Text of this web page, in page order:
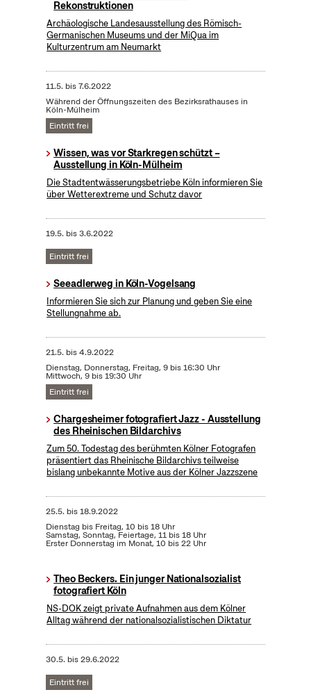
Rekonstruktionen
Archäologische Landesausstellung des Römisch-
Germanischen Museums und der MiQua im
Kulturzentrum am Neumarkt
11.5. bis7.6.2022
Während der Öffnungszeiten des Bezirksrathauses in
Köln-Mülheim
Eintritt frei
Wissen, was vor Starkregen schützt –
Ausstellung in Köln-Mülheim
Die Stadtentwässerungsbetriebe Köln informieren Sie
über Wetterextreme und Schutz davor
19.5. bis3.6.2022
Eintritt frei
Seeadlerweg in Köln-Vogelsang
Informieren Sie sich zur Planung und geben Sie eine
Stellungnahme ab.
21.5. bis4.9.2022
Dienstag, Donnerstag, Freitag, 9 bis 16:30 Uhr
Mittwoch, 9 bis 19:30 Uhr
Eintritt frei
Chargesheimer fotografiert Jazz - Ausstellung
des Rheinischen Bildarchivs
Zum 50. Todestag des berühmten Kölner Fotografen
präsentiert das Rheinische Bildarchivs teilweise
bislang unbekannte Motive aus der Kölner Jazzszene
25.5. bis18.9.2022
Dienstag bis Freitag, 10 bis 18 Uhr
Samstag, Sonntag, Feiertage, 11 bis 18 Uhr
Erster Donnerstag im Monat, 10 bis 22 Uhr
Theo Beckers. Ein junger Nationalsozialist
fotografiert Köln
NS-DOK zeigt private Aufnahmen aus dem Kölner
Alltag während der nationalsozialistischen Diktatur
30.5. bis29.6.2022
Eintritt frei